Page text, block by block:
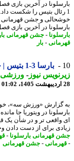
بتیس را شکست داد. به
و جشن قهرمانی
در آخرین بازی فصل ...
-جشن قهرمانی
-بار
بارسا 3-1 بتیس | جشن برای رافینیا بود
نیوز-ورزشی-
گزارش «ورزش سه»،
در ویتوریا جا مانده
تر و در شأن یک
برای از دست دادن
قهرمانی بارسلونا-
-جشن قهرمانی